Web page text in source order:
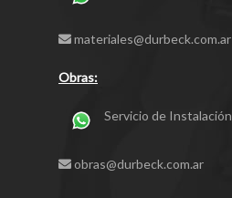
materiales@durbeck.com.ar
Obras:
Servicio de Instalación
obras@durbeck.com.ar